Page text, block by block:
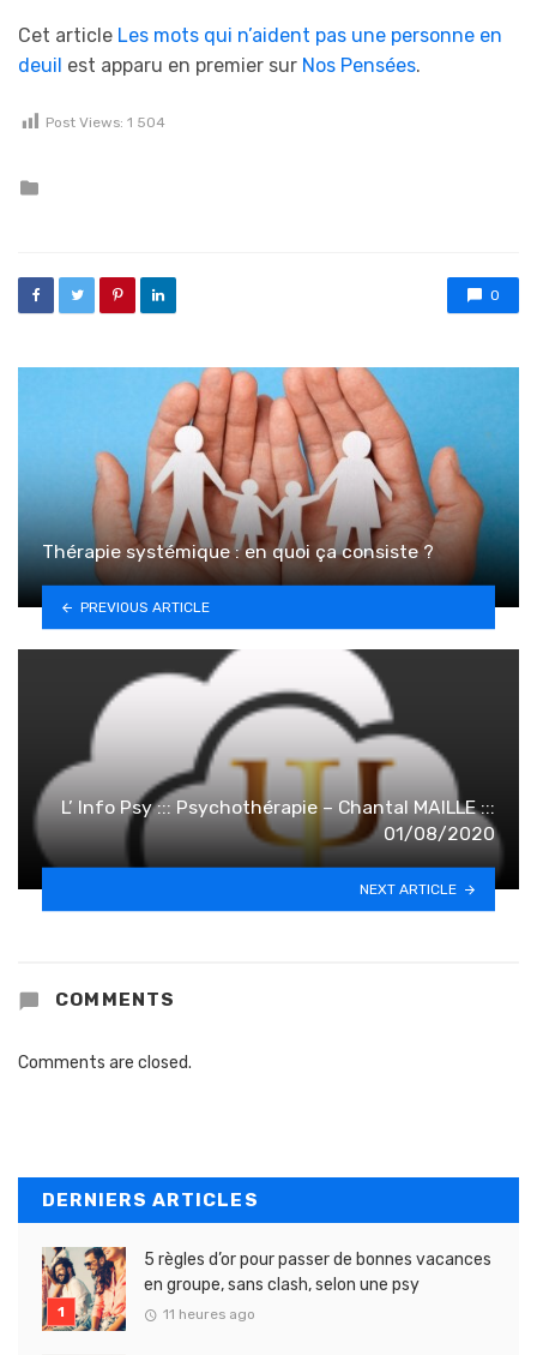
Cet article Les mots qui n’aident pas une personne en
deuil est apparu en premier sur Nos Pensées.
Post Views: 1 504
0
Thérapie systémique : en quoi ça consiste ?
PREVIOUS ARTICLE
L’ Info Psy ::: Psychothérapie – Chantal MAILLE :::
01/08/2020
NEXT ARTICLE
COMMENTS
Comments are closed.
DERNIERS ARTICLES
5 règles d’or pour passer de bonnes vacances
en groupe, sans clash, selon une psy
11 heures ago